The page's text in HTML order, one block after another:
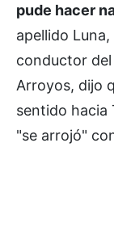
pude hacer
apellido
conductor
Arroyos, dijo
sentido hacia
"se arrojó"